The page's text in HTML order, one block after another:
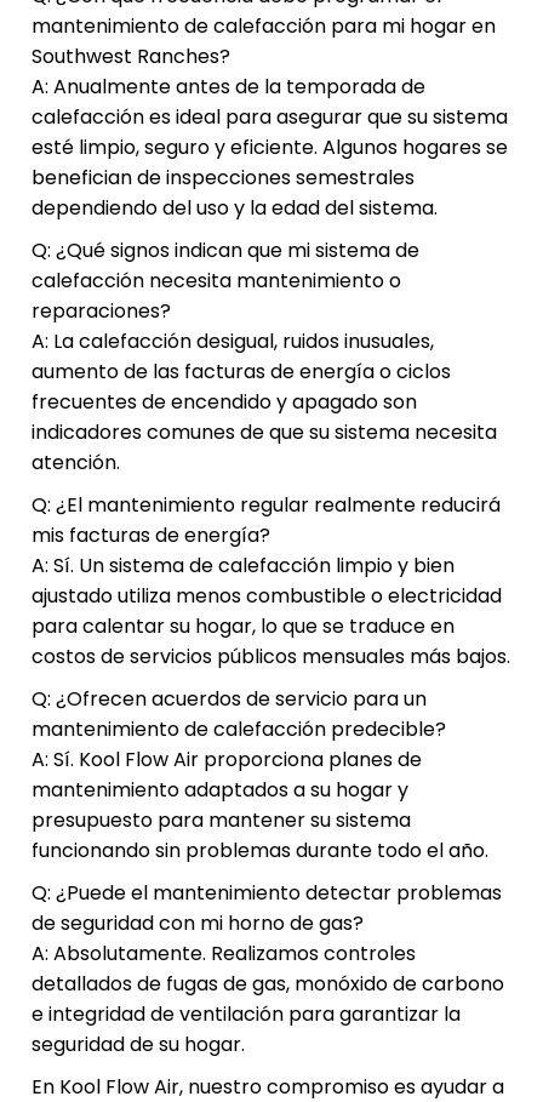
mantenimiento de calefacción para mi hogar en
Southwest Ranches?
A: Anualmente antes de la temporada de
calefacción es ideal para asegurar que su sistema
esté limpio, seguro y eficiente. Algunos hogares se
benefician de inspecciones semestrales
dependiendo del uso y la edad del sistema.
Q: ¿Qué signos indican que mi sistema de
calefacción necesita mantenimiento o
reparaciones?
A: La calefacción desigual, ruidos inusuales,
aumento de las facturas de energía o ciclos
frecuentes de encendido y apagado son
indicadores comunes de que su sistema necesita
atención.
Q: ¿El mantenimiento regular realmente reducirá
mis facturas de energía?
A: Sí. Un sistema de calefacción limpio y bien
ajustado utiliza menos combustible o electricidad
para calentar su hogar, lo que se traduce en
costos de servicios públicos mensuales más bajos.
Q: ¿Ofrecen acuerdos de servicio para un
mantenimiento de calefacción predecible?
A: Sí. Kool Flow Air proporciona planes de
mantenimiento adaptados a su hogar y
presupuesto para mantener su sistema
funcionando sin problemas durante todo el año.
Q: ¿Puede el mantenimiento detectar problemas
de seguridad con mi horno de gas?
A: Absolutamente. Realizamos controles
detallados de fugas de gas, monóxido de carbono
e integridad de ventilación para garantizar la
seguridad de su hogar.
En Kool Flow Air, nuestro compromiso es ayudar a